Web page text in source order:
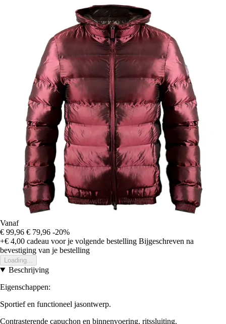
Vanaf
€ 99,96 € 79,96 -20%
+€ 4,00 cadeau voor je volgende bestelling Bijgeschreven na
bevestiging van je bestelling
Loading...
Beschrijving
Eigenschappen:
Sportief en functioneel jasontwerp.
Contrasterende capuchon en binnenvoering, ritssluiting.